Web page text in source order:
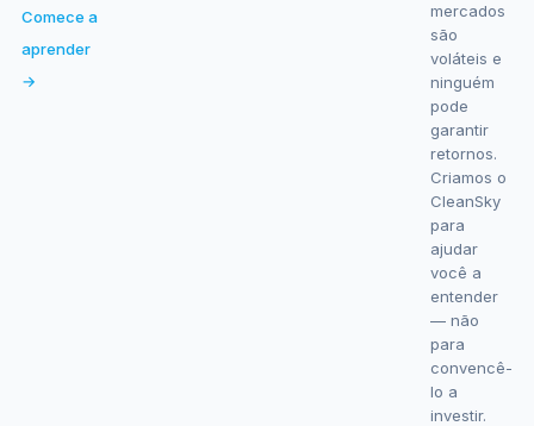
Comece a
aprender
→
mercados
são
voláteis e
ninguém
pode
garantir
retornos.
Criamos o
CleanSky
para
ajudar
você a
entender
— não
para
convencê-
lo a
investir.